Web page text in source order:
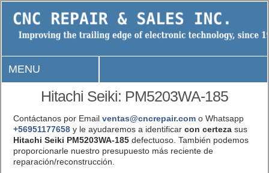
MENU
Hitachi Seiki: PM5203WA-185
Contáctanos por Email ventas@cncrepair.como Whatsapp
+56951177658y le ayudaremos a identificar con certezasus
Hitachi Seiki PM5203WA-185defectuoso. También podemos
proporcionarle nuestro presupuesto más reciente de
reparación/reconstrucción.